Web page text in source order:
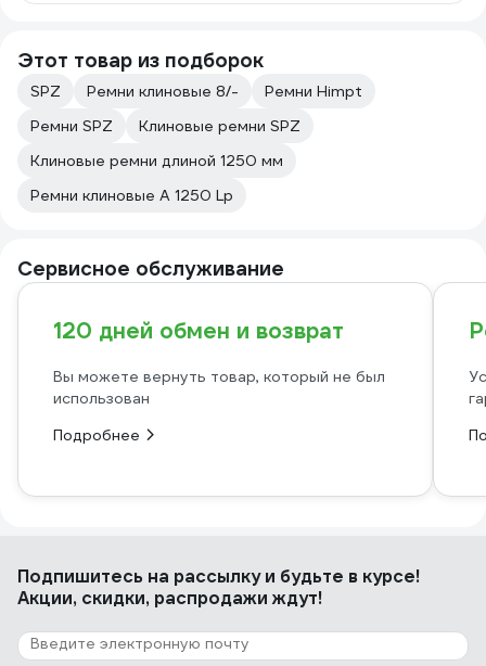
Этот товар из подборок
SPZ Ремни клиновые 8/-
Ремни Himpt
Ремни SPZ
Клиновые ремни SPZ
Клиновые ремни длиной 1250 мм
Ремни клиновые А 1250 Lp
Сервисное обслуживание
120 дней обмен и возврат
Вы можете вернуть товар, который не был
использован
Подробнее
Подпишитесь на рассылкуи будьте в курсе!
Акции, скидки, распродажи ждут!